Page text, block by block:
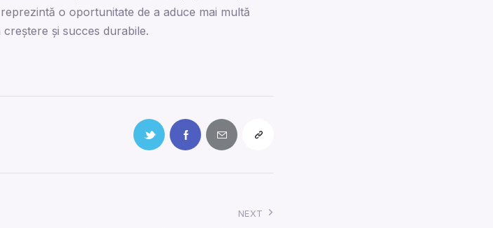
o oportunitate de a aduce mai multă
și succes durabile.
NEXT